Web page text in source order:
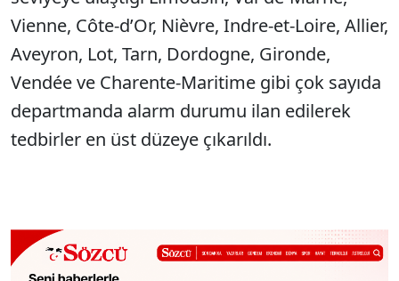
Vienne, Côte-d’Or, Nièvre, Indre-et-Loire, Allier,
Aveyron, Lot, Tarn, Dordogne, Gironde,
Vendée ve Charente-Maritime gibi çok sayıda
departmanda alarm durumu ilan edilerek
tedbirler en üst düzeye çıkarıldı.